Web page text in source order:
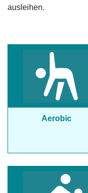
ausleihen.
Aerobic